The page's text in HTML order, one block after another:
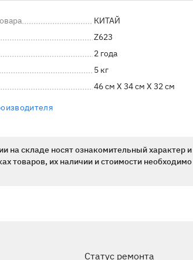
КИТАЙ
Z623
2 года
5 кг
46 см X 34 см X 32 см
складе носят ознакомительный характер
товаров, их наличии и стоимости необходимо
Статус ремонта